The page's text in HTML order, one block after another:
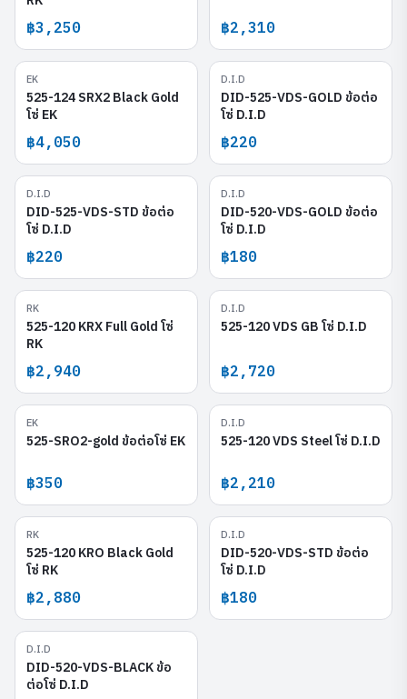
฿3,250 ฿2,310
EK
525-124 SRX2 Black Gold
โซ่ EK
฿4,050
D.I.D
DID-525-VDS-GOLD ข้อต่อ
โซ่ D.I.D
฿220
D.I.D
DID-525-VDS-STD ข้อต่อ
โซ่ D.I.D
฿220
D.I.D
DID-520-VDS-GOLD ข้อต่อ
โซ่ D.I.D
฿180
RK
525-120 KRX Full Gold โซ่
RK
฿2,940
D.I.D
525-120 VDS GB โซ่ D.I.D
฿2,720
EK
525-SRO2-gold ข้อต่อโซ่ EK
฿350
D.I.D
525-120 VDS Steel โซ่ D.I.D
฿2,210
RK
525-120 KRO Black Gold
โซ่ RK
฿2,880
D.I.D
DID-520-VDS-STD ข้อต่อ
โซ่ D.I.D
฿180
D.I.D
DID-520-VDS-BLACK ข้อ
ต่อโซ่ D.I.D